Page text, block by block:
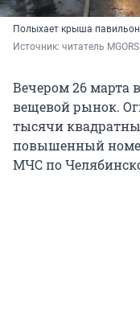
Полыхает крыша
Источник: читатель
Вечером 26 марта
вещевой рынок.
тысячи
повышенный
МЧС по